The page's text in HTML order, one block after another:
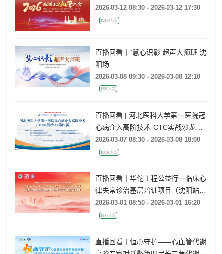
2026-03-12 08:30 - 2026-03-12 17:30
13174人次
直播回看丨“慧心识影”超声大师班 沈
阳场
2026-03-08 09:30 - 2026-03-08 12:10
1380人次
直播回看 | 河北医科大学第一医院冠
心病介入高阶技术-CTO实战沙龙
（第四届）
2026-03-07 08:30 - 2026-03-08 18:00
10890人次
直播回看丨华佗工程公益行一临床心
律失常诊治基层培训项目（沈阳站）
前沿新技术&基础电生理&房颤亚专
科建设交流论坛
2026-03-01 08:50 - 2026-03-01 16:20
1977人次
直播回看丨恒心守护——心血管代谢